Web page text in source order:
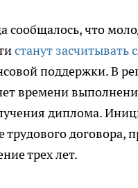
сообщалось, что
станут засчитывать
поддержки. В
времени
диплома.
договора,
трех лет.